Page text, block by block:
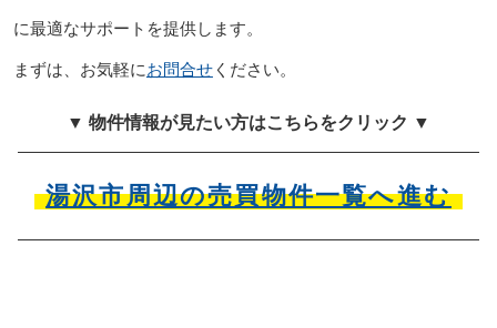
に最適なサポートを提供します。
まずは、お気軽にお問合せください。
▼ 物件情報が見たい方はこちらをクリック ▼
湯沢市周辺の売買物件一覧へ進む